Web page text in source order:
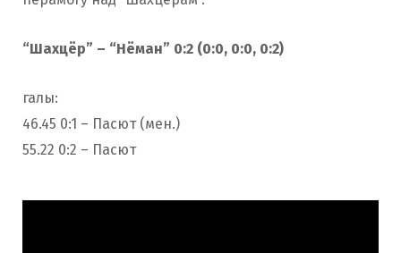
“Шахцёр” – “Нёман” 0:2 (0:0, 0:0, 0:2)
галы:
46.45 0:1 – Пасют (мен.)
55.22 0:2 – Пасют